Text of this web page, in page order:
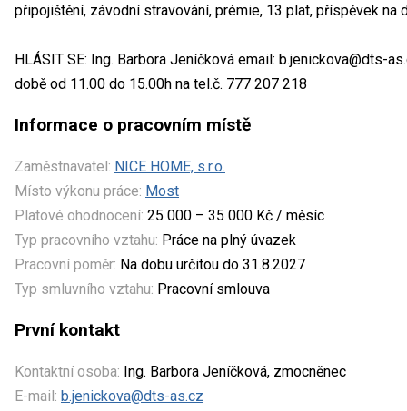
připojištění, závodní stravování, prémie, 13 plat, příspěvek na
HLÁSIT SE: Ing. Barbora Jeníčková email: b.jenickova@dts-
době od 11.00 do 15.00h na tel.č. 777 207 218
Informace o pracovním místě
Zaměstnavatel: NICE HOME, s.r.o.
Místo výkonu práce: Most
Platové ohodnocení: 25 000 – 35 000 Kč / měsíc
Typ pracovního vztahu: Práce na plný úvazek
Pracovní poměr: Na dobu určitou do 31.8.2027
Typ smluvního vztahu: Pracovní smlouva
První kontakt
Kontaktní osoba: Ing. Barbora Jeníčková, zmocněnec
E-mail: b.jenickova@dts-as.cz